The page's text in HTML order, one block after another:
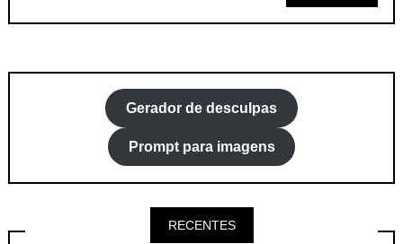
Gerador de desculpas
Prompt para imagens
RECENTES